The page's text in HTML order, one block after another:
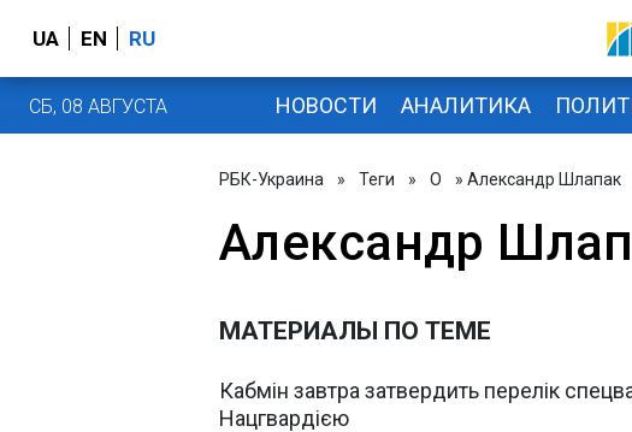
UA EN RU
СБ, 08 АВГУСТА НОВОСТИ АНАЛИТИКА
РБК-Украина » Теги » О » Александр Шлапак
Александр
МАТЕРИАЛЫ ПО ТЕМЕ
Кабмін завтра затвердить перелік
Нацгвардією